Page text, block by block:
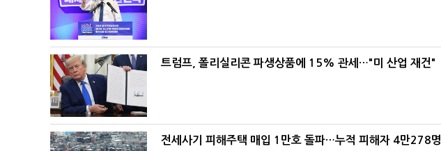
트럼프, 폴리실리콘 파생상품에 15% 관세…"미 산업 재건"
전세사기 피해주택 매입 1만호 돌파…누적 피해자 4만278명